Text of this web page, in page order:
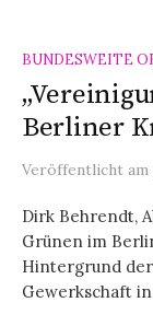
BUNDESWEITE
Berliner
Veröffentlicht am
Dirk Behrendt,
Grünen im
Hintergrund
Gewerkschaft in